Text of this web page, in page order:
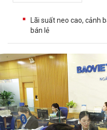
Lãi suất neo cao, cảnh
bán lẻ